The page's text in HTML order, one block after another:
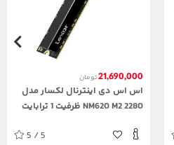
21,690,000تومان
اس اس دی اینترنال لکسار مدل
2280 NM620 M2 ظرفیت 1 ترابایت
5 / 5